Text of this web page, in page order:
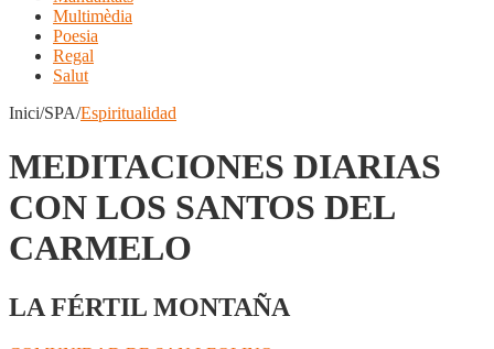
Multimèdia
Poesia
Regal
Salut
Inici/SPA/Espiritualidad
MEDITACIONES DIARIAS
CON LOS SANTOS DEL
CARMELO
LA FÉRTIL MONTAÑA